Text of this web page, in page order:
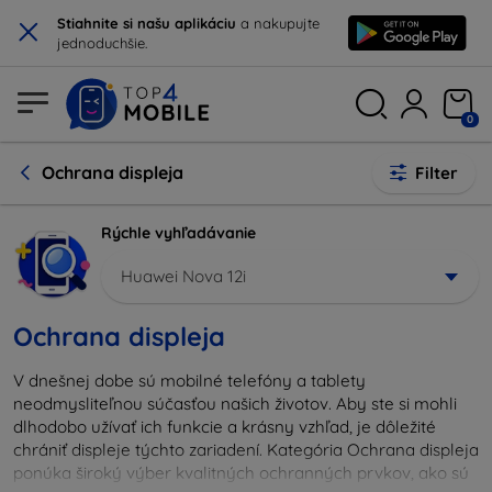
× Stiahnite si našu aplikáciu a nakupujte
jednoduchšie.
0
Ochrana displeja Filter
Rýchle vyhľadávanie
Huawei Nova 12i
Ochrana displeja
V dnešnej dobe sú mobilné telefóny a tablety
neodmysliteľnou súčasťou našich životov. Aby ste si mohli
dlhodobo užívať ich funkcie a krásny vzhľad, je dôležité
chrániť displeje týchto zariadení. Kategória Ochrana displeja
ponúka široký výber kvalitných ochranných prvkov, ako sú